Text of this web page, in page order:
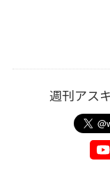
週刊アス